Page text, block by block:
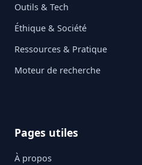
Outils & Tech
Éthique & Société
Ressources & Pratique
Moteur de recherche
Pages utiles
À propos